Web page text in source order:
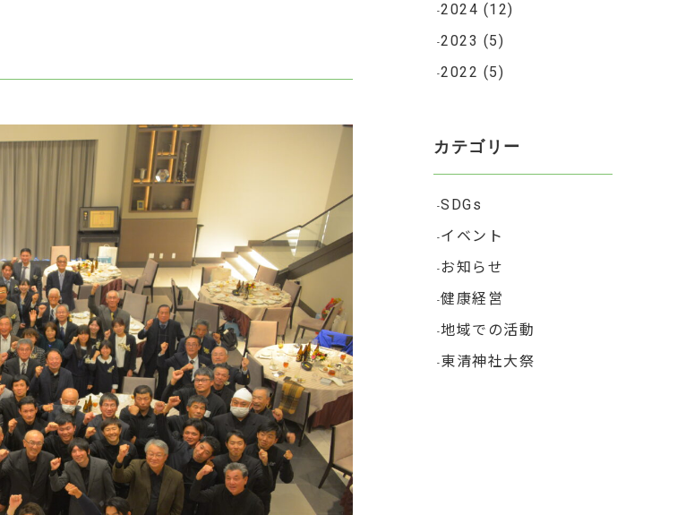
2024 (12)
2023 (5)
2022 (5)
カテゴリー
SDGs
イベント
お知らせ
健康経営
地域での活動
東清神社大祭